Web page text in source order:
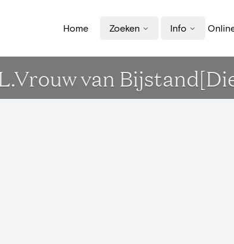
Home Zoeken Info
van